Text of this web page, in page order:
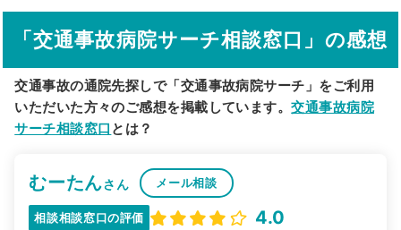
駅から探す 院名から探す
「交通事故病院サーチ相談窓口」の感想
交通事故の通院先探しで「交通事故病院サーチ」をご利用
いただいた方々のご感想を掲載しています。交通事故病院
サーチ相談窓口 とは？
むーたんさん メール相談
相談相談窓口の評価 4.0